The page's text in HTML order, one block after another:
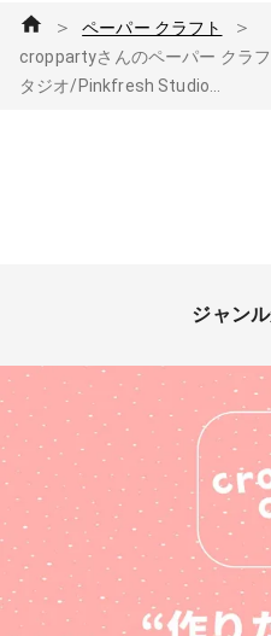
＞ ペーパー クラフト ＞
croppartyさんのペーパー クラ
タジオ/Pinkfresh Studio...
ジャン